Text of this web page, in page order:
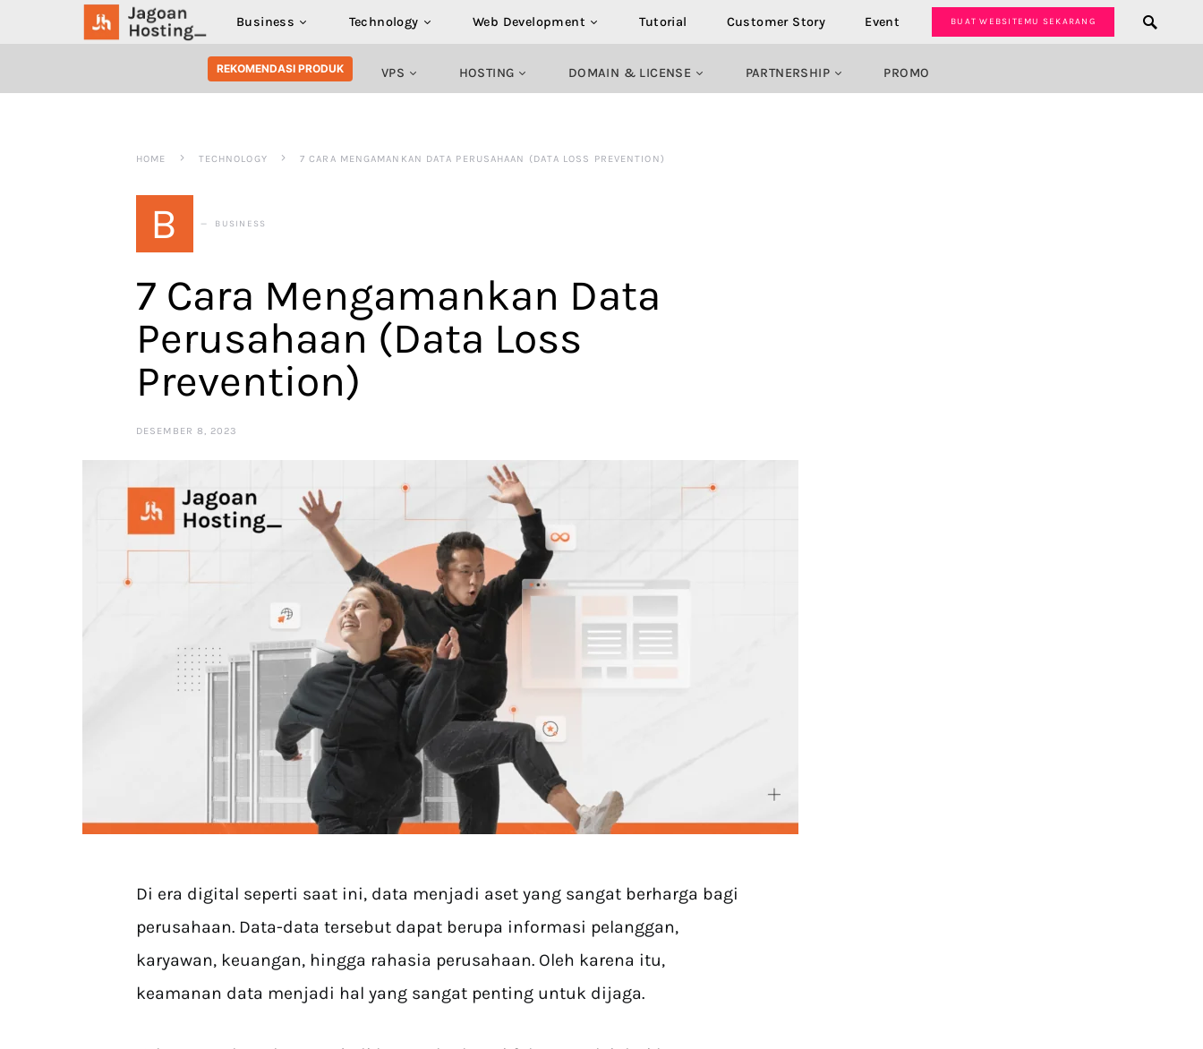
Business Technology Web Development Tutorial Customer Story Event BUAT WEBSITEMU SEKARANG
SEARCH FOR:
REKOMENDASI PRODUK VPS HOSTING DOMAIN & LICENSE PARTNERSHIP PROMO
HOME TECHNOLOGY 7 CARA MENGAMANKAN DATA PERUSAHAAN (DATA LOSS PREVENTION)
B BUSINESS
7 Cara Mengamankan Data
Perusahaan (Data Loss
Prevention)
DESEMBER 8, 2023
Di era digital seperti saat ini, data menjadi aset yang sangat berharga bagi
perusahaan. Data-data tersebut dapat berupa informasi pelanggan,
karyawan, keuangan, hingga rahasia perusahaan. Oleh karena itu,
keamanan data menjadi hal yang sangat penting untuk dijaga.